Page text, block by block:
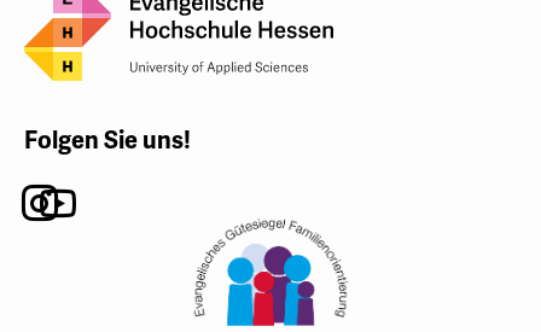
Folgen Sie uns!
Instagram
Youtube